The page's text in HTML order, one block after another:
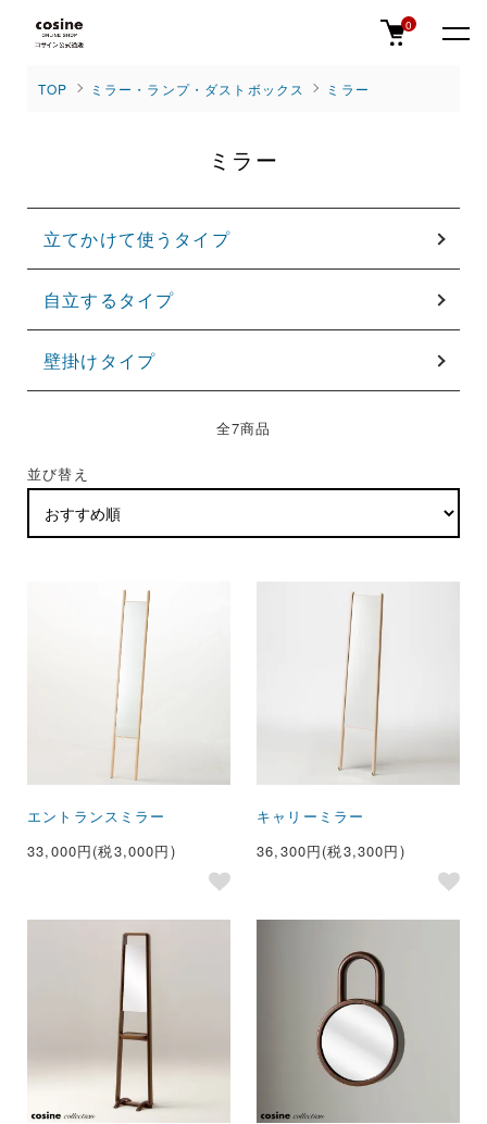
0
TOP ミラー・ランプ・ダストボックス ミラー
ミラー
立てかけて使うタイプ
自立するタイプ
壁掛けタイプ
全7商品
並び替え
エントランスミラー
33,000円(税3,000円)
キャリーミラー
36,300円(税3,300円)